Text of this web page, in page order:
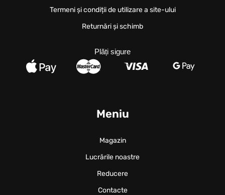
Meniu
Magazin
Lucrările noastre
Reducere
Contacte
Termeni și condiții de utilizare a site-ului
Returnări și schimb
Plăți sigure